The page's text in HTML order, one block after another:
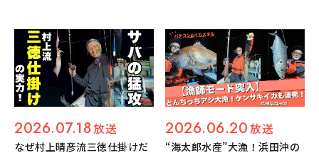
2026.07.18放送
なぜ村上晴彦流三徳仕掛けだ
2026.06.20放送
“海太郎水産”大漁！浜田沖の